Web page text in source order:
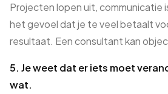
Projecten lopen uit, communicatie
het gevoel dat je te veel betaalt
resultaat. Een consultant kan
5. Je weet dat er iets moet
wat.